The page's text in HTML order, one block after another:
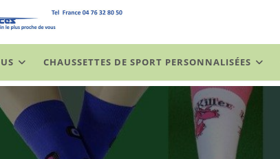
CHAUSSETTES DE SPORT PERSONNALISÉES